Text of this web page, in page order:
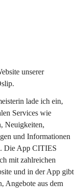
unserer
lade ich ein,
Services wie
Neuigkeiten,
und Informationen
Die App CITIES
mit zahlreichen
und in der App gibt
Angebote aus dem